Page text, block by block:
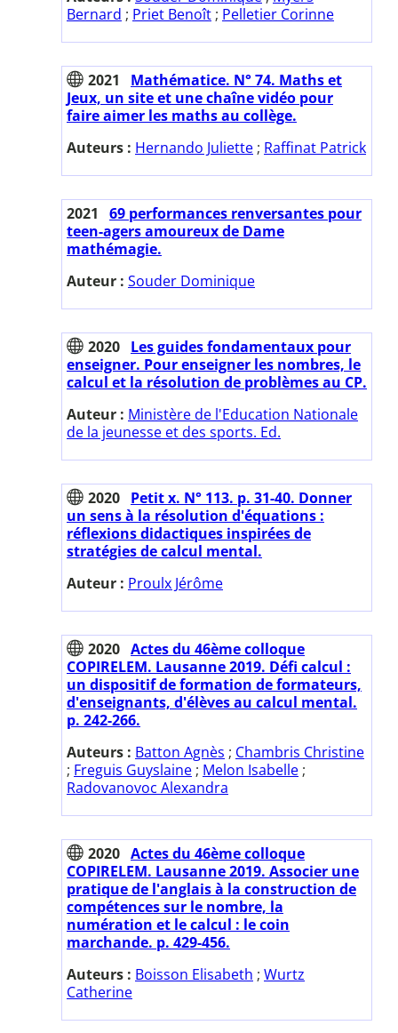
Bernard ; Priet Benoît ; Pelletier Corinne
2021
Mathématice. N° 74. Maths et
Jeux, un site et une chaîne vidéo pour
faire aimer les maths au collège.
Auteurs : Hernando Juliette ; Raffinat Patrick
2021
69 performances renversantes pour
teen-agers amoureux de Dame
mathémagie.
Auteur : Souder Dominique
2020 Les guides fondamentaux pour
enseigner. Pour enseigner les nombres, le
calcul et la résolution de problèmes au CP.
Auteur : Ministère de l'Education Nationale
de la jeunesse et des sports. Ed.
2020 Petit x. N° 113. p. 31-40. Donner
un sens à la résolution d'équations :
réflexions didactiques inspirées de
stratégies de calcul mental.
Auteur : Proulx Jérôme
2020 Actes du 46ème colloque
COPIRELEM. Lausanne 2019. Défi calcul :
un dispositif de formation de formateurs,
d'enseignants, d'élèves au calcul mental.
p. 242-266.
Auteurs : Batton Agnès ; Chambris Christine
; Freguis Guyslaine ; Melon Isabelle ;
Radovanovoc Alexandra
2020 Actes du 46ème colloque
COPIRELEM. Lausanne 2019. Associer une
pratique de l'anglais à la construction de
compétences sur le nombre, la
numération et le calcul : le coin
marchande. p. 429-456.
Auteurs : Boisson Elisabeth ; Wurtz
Catherine